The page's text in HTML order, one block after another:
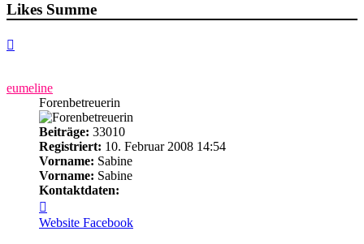
Likes Summe
eumeline
Forenbetreuerin
Beiträge: 33010
Registriert: 10. Februar 2008 14:54
Vorname: Sabine
Vorname: Sabine
Kontaktdaten:
von
eumeline
Website Facebook